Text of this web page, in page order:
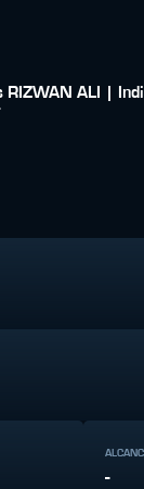
RIZWAN ALI |
-